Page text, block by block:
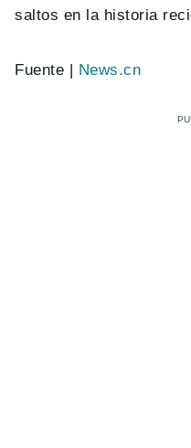
saltos en la historia
Fuente | News.cn